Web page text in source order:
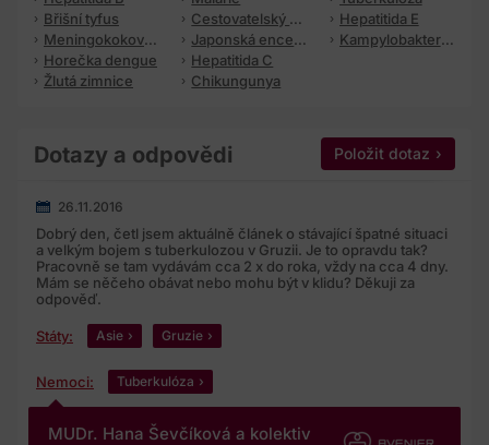
se zpracováním dle výše zmíněnýchprávních předpisů, a
to jak ve vztahu k osobním údajům, tak i ke zvláštní
kategorii osobních údajů, zejména pak:
zpracování;
s právem na přenositelnostúdajů ve strukturovaném,
běžně používaném a strojověčitelnémformátu;
s právem kdykoliv souhlas se zpracováním odvolat;
a s právem podat stížnost u dozorového úřadu, kterým je
Úřad pro ochranu osobních údajů.
Současně potvrzuji, že jsem obeznámen se způsobem
nakládání s mými osobními údaji a jejich zpracováním vč.
zvláštní kategorie osobních údajů, zejména že:
Břišní tyfus
Meningokoková meningitida
Horečka dengue
Žlutá zimnice
Cestovatelský průjem
Japonská encefalitida
Hepatitida C
Chikungunya
Hepatitida E
Kampylobakterióza
Položit dotaz
Dotazy a odpovědi
26.11.2016
Dobrý den, četl jsem aktuálně článek o stávající špatné situaci
a velkým bojem s tuberkulozou v Gruzii. Je to opravdu tak?
Pracovně se tam vydávám cca 2 x do roka, vždy na cca 4 dny.
Mám se něčeho obávat nebo mohu být v klidu? Děkuji za
odpověď.
Státy: Asie Gruzie
Nemoci: Tuberkulóza
MUDr. Hana Ševčíková a kolektiv